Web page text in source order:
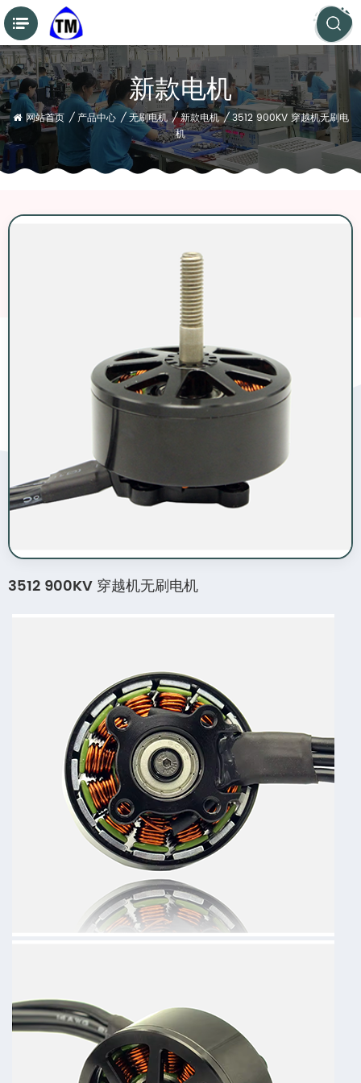
新款电机
网站首页 / 产品中心 / 无刷电机 / 新款电机 / 3512 900KV 穿越机无刷电
机
3512 900KV 穿越机无刷电机